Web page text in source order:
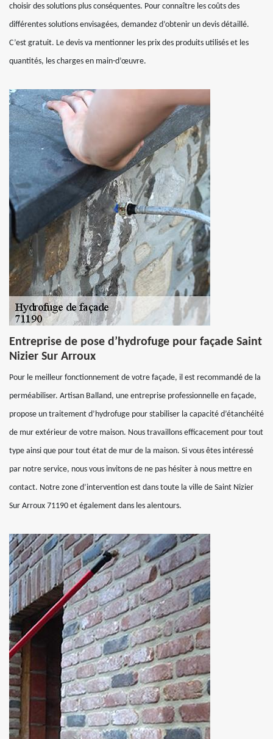
choisir des solutions plus conséquentes. Pour connaître les coûts des
différentes solutions envisagées, demandez d’obtenir un devis détaillé.
C’est gratuit. Le devis va mentionner les prix des produits utilisés et les
quantités, les charges en main-d’œuvre.
Entreprise de pose d’hydrofuge pour façade Saint
Nizier Sur Arroux
Pour le meilleur fonctionnement de votre façade, il est recommandé de la
perméabiliser. Artisan Balland, une entreprise professionnelle en façade,
propose un traitement d’hydrofuge pour stabiliser la capacité d’étanchéité
de mur extérieur de votre maison. Nous travaillons efficacement pour tout
type ainsi que pour tout état de mur de la maison. Si vous êtes intéressé
par notre service, nous vous invitons de ne pas hésiter à nous mettre en
contact. Notre zone d’intervention est dans toute la ville de Saint Nizier
Sur Arroux 71190 et également dans les alentours.